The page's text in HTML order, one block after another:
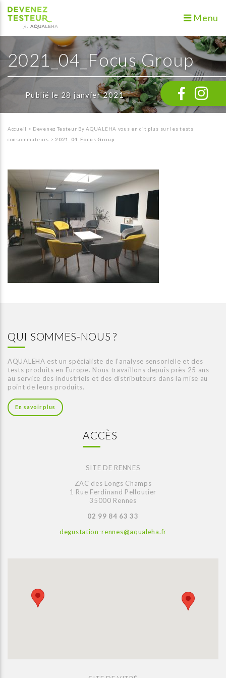
Menu
2021_04_Focus Group
Publié le 28 janvier 2021
Accueil > Devenez Testeur By AQUALEHA vous en dit plus sur les tests
consommateurs >2021_04_Focus Group
QUI SOMMES-NOUS ?
AQUALEHA est un spécialiste de l’analyse sensorielle et des
tests produits en Europe. Nous travaillons depuis près 25 ans
au service des industriels et des distributeurs dans la mise au
point de leurs produits.
En savoir plus
ACCÈS
SITE DE RENNES
ZAC des Longs Champs
1 Rue Ferdinand Pelloutier
35000 Rennes
02 99 84 63 33
degustation-rennes@aqualeha.fr